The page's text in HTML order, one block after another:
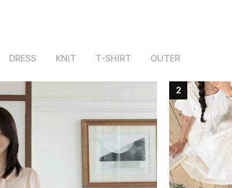
DRESS KNIT T-SHIRT OUTER